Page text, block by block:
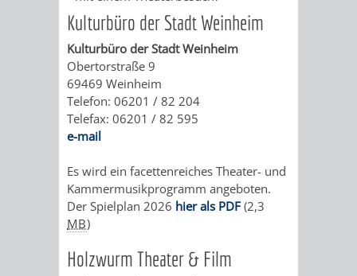
HITS
FÜR
KIDS
SECHS-
MÜHLEN-
TAL
BLOGGER
TOUR
DIE
KURPFALZ
SIEDLUNG
Kulturbüro der Stadt Weinheim
Kulturbüro der Stadt Weinheim
Obertorstraße 9
69469 Weinheim
Telefon: 06201 / 82 204
Telefax: 06201 / 82 595
e-mail
Es wird ein facettenreiches Theater- und
Kammermusikprogramm angeboten.
Der Spielplan 2026 hier als PDF (2,3
MB)
Holzwurm Theater & Film